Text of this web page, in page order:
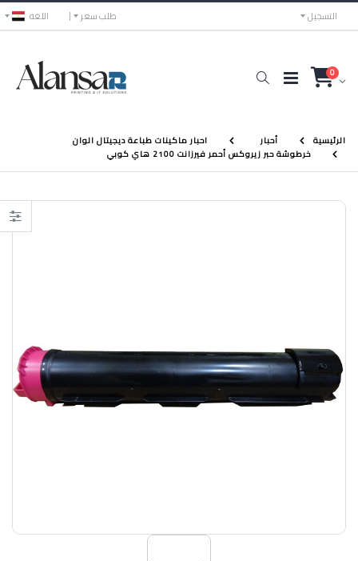
اللغه طلب سعر التسجيل
0
الرئيسية أحبار
احبار ماكينات طباعة ديجيتال الوان
خرطوشة حبر زيروكس أحمر فيرزانت 2100 هاي كوبي